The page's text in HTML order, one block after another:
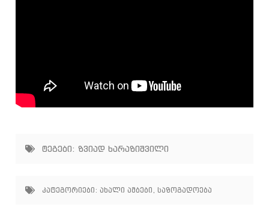
ტეგები: ზვიად ხარაზიშვილი
კატეგორიები: ახალი ამბები , საზოგადოება